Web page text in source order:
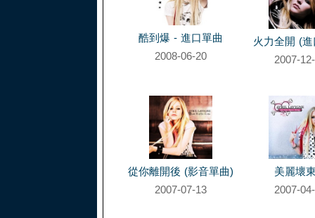
酷到爆 - 進口單曲
2008-06-20
火力全開 (
2007-
從你離開後 (影音單曲)
2007-07-13
美麗壞
2007-